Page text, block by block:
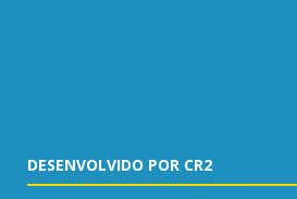
DESENVOLVIDO POR CR2